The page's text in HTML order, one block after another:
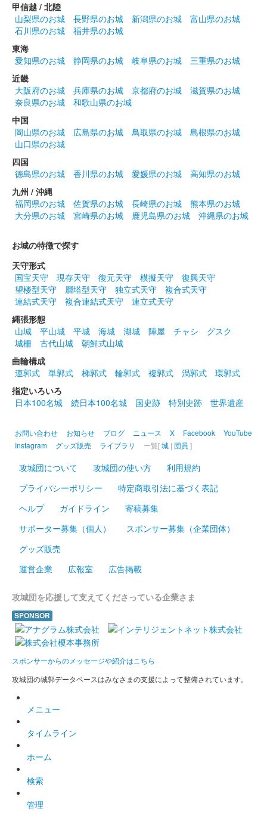
甲信越 / 北陸
山梨県のお城
長野県のお城 新潟県のお城
富山県のお城
石川県のお城
福井県のお城
東海
愛知県のお城
静岡県のお城 岐阜県のお城
三重県のお城
近畿
大阪府のお城
兵庫県のお城 京都府のお城
滋賀県のお城
奈良県のお城
和歌山県のお城
中国
岡山県のお城
広島県のお城 鳥取県のお城
島根県のお城
山口県のお城
四国
徳島県のお城
香川県のお城 愛媛県のお城
高知県のお城
九州 / 沖縄
福岡県のお城
佐賀県のお城 長崎県のお城
熊本県のお城
大分県のお城
宮崎県のお城 鹿児島県のお城 沖縄県のお城
お城の特徴で探す
天守形式
国宝天守
現存天守 復元天守 模擬天守
復興天守
望楼型天守
層塔型天守 独立式天守
複合式天守
連結式天守
複合連結式天守
連立式天守
縄張形態
山城
平山城 平城 海城 湖城 陣屋 チャシ
グスク
城柵
古代山城
朝鮮式山城
曲輪構成
連郭式
単郭式 梯郭式 輪郭式 複郭式 渦郭式
環郭式
指定いろいろ
日本100名城
続日本100名城 国史跡 特別史跡 世界遺産
お問い合わせ お知らせ ブログ ニュース X Facebook
YouTube
Instagram
グッズ販売 ライブラリ 一覧[城 | 団員 ]
攻城団について 攻城団の使い方
利用規約
プライバシーポリシー
特定商取引法に基づく表記
ヘルプ
ガイドライン
寄稿募集
サポーター募集（個人）
スポンサー募集（企業団体）
グッズ販売
運営企業
広報室 広告掲載
攻城団を応援して支えてくださっている企業さま
SPONSOR
スポンサーからのメッセージや紹介はこちら
攻城団の城郭データベースはみなさまの支援によって整備されています。
メニュー
タイムライン
ホーム
検索
管理